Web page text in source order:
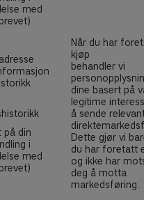
med
på din
i
med
Når du har
kjøp
behandler vi
dine basert på
legitime
å sende
Dette gjør vi
du har foretatt
og ikke har
deg å motta
markedsføring.